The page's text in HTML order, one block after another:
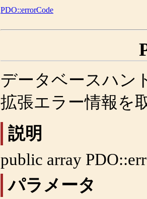
PDO::errorCode
データベースハン
拡張エラー情報を
説明
public array
パラメータ